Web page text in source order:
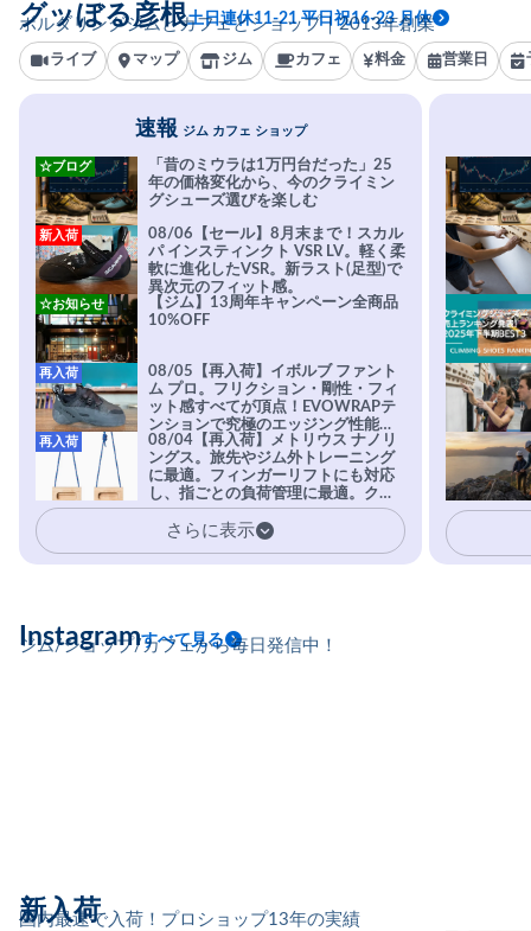
ボルダリングジムとカフェとショップ｜2013年創業
グッぼる彦根土日連休11-21 平日祝16-23 月休
ライブ マップ ジム カフェ 料金 営業日
速報 ジム カフェ ショップ
「昔のミウラは1万円台だった」25
年の価格変化から、今のクライミン
グシューズ選びを楽しむ
☆ブログ
08/06【セール】8月末まで！スカル
パ インスティンクト VSR LV。軽く柔
軟に進化したVSR。新ラスト(足型)で
異次元のフィット感。
新入荷
【ジム】13周年キャンペーン全商品
10%OFF
☆お知らせ
08/05【再入荷】イボルブ ファント
ム プロ。フリクション・剛性・フィ
ット感すべてが頂点！EVOWRAPテ
ンションで究極のエッジング性能を
実現。進化系ラバーEvo-74はTRAX
を凌駕する粘着力で極小ホールドに
安心感。
再入荷
08/04【再入荷】メトリウス ナノリ
ングス。旅先やジム外トレーニング
に最適。フィンガーリフトにも対応
し、指ごとの負荷管理に最適。クラ
イマーの指を本気で鍛えるギア。
再入荷
さらに表示
ジム/ショップ/カフェから毎日発信中！
Instagramすべて見る
国内最速で入荷！プロショップ13年の実績
新入荷